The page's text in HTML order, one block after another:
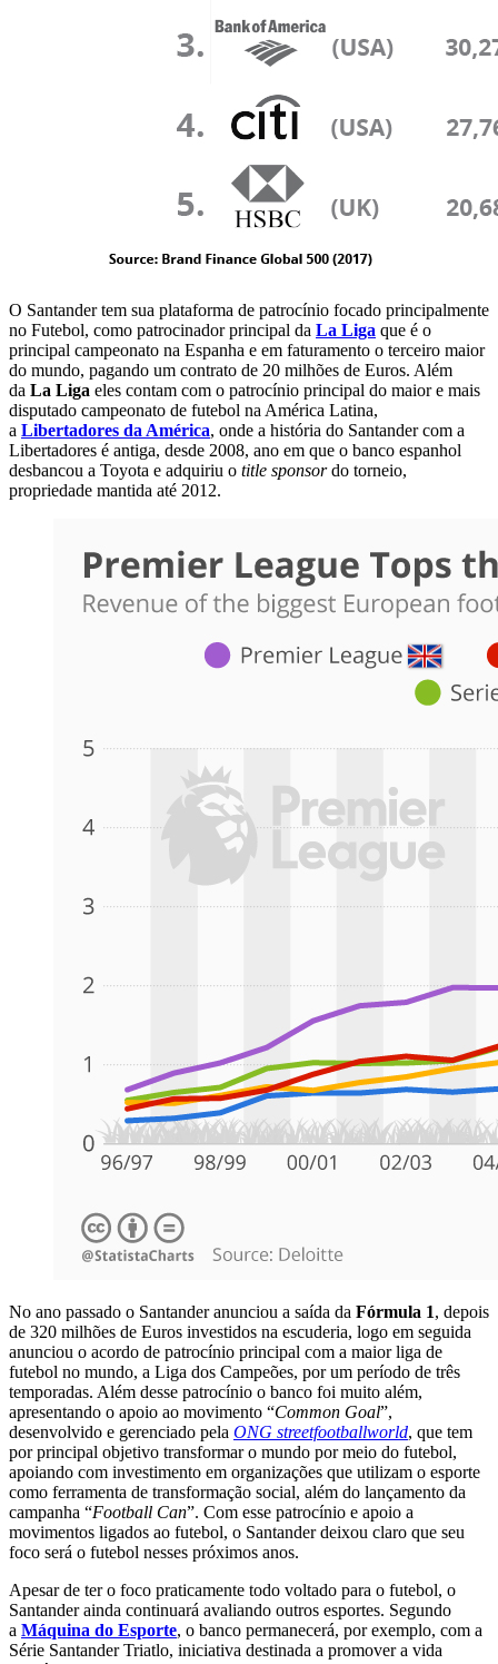
O Santander tem sua plataforma de patrocínio focado principalmente
no Futebol, como patrocinador principal da La Liga que é o
principal campeonato na Espanha e em faturamento o terceiro maior
do mundo, pagando um contrato de 20 milhões de Euros. Além
da La Liga eles contam com o patrocínio principal do maior e mais
disputado campeonato de futebol na América Latina,
a Libertadores da América, onde a história do Santander com a
Libertadores é antiga, desde 2008, ano em que o banco espanhol
desbancou a Toyota e adquiriu o title sponsordo torneio,
propriedade mantida até 2012.
No ano passado o Santander anunciou a saída da Fórmula 1, depois
de 320 milhões de Euros investidos na escuderia, logo em seguida
anunciou o acordo de patrocínio principal com a maior liga de
futebol no mundo, a Liga dos Campeões, por um período de três
temporadas. Além desse patrocínio o banco foi muito além,
apresentando o apoio ao movimento “Common Goal”,
desenvolvido e gerenciado pela ONG streetfootballworld, que tem
por principal objetivo transformar o mundo por meio do futebol,
apoiando com investimento em organizações que utilizam o esporte
como ferramenta de transformação social, além do lançamento da
campanha “Football Can”. Com esse patrocínio e apoio a
movimentos ligados ao futebol, o Santander deixou claro que seu
foco será o futebol nesses próximos anos.
Apesar de ter o foco praticamente todo voltado para o futebol, o
Santander ainda continuará avaliando outros esportes. Segundo
a Máquina do Esporte, o banco permanecerá, por exemplo, com a
Série Santander Triatlo, iniciativa destinada a promover a vida